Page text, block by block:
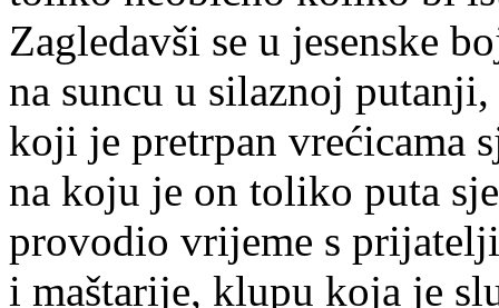
Zagledavši se u jesenske
na suncu u silaznoj
koji je pretrpan vrećicama
na koju je on toliko puta
provodio vrijeme s
i maštarije, klupu koja je